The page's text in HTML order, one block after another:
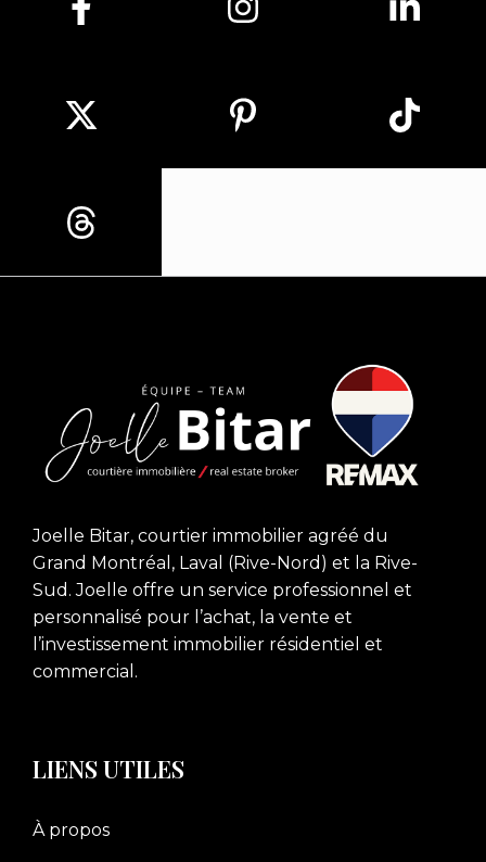
Joelle Bitar, courtier immobilier agréé du
Grand Montréal, Laval (Rive-Nord) et la Rive-
Sud. Joelle offre un service professionnel et
personnalisé pour l’achat, la vente et
l’investissement immobilier résidentiel et
commercial.
LIENS UTILES
À propos